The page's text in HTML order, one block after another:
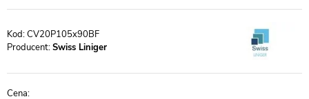
CV20P105x90BF
Producent:Swiss Liniger